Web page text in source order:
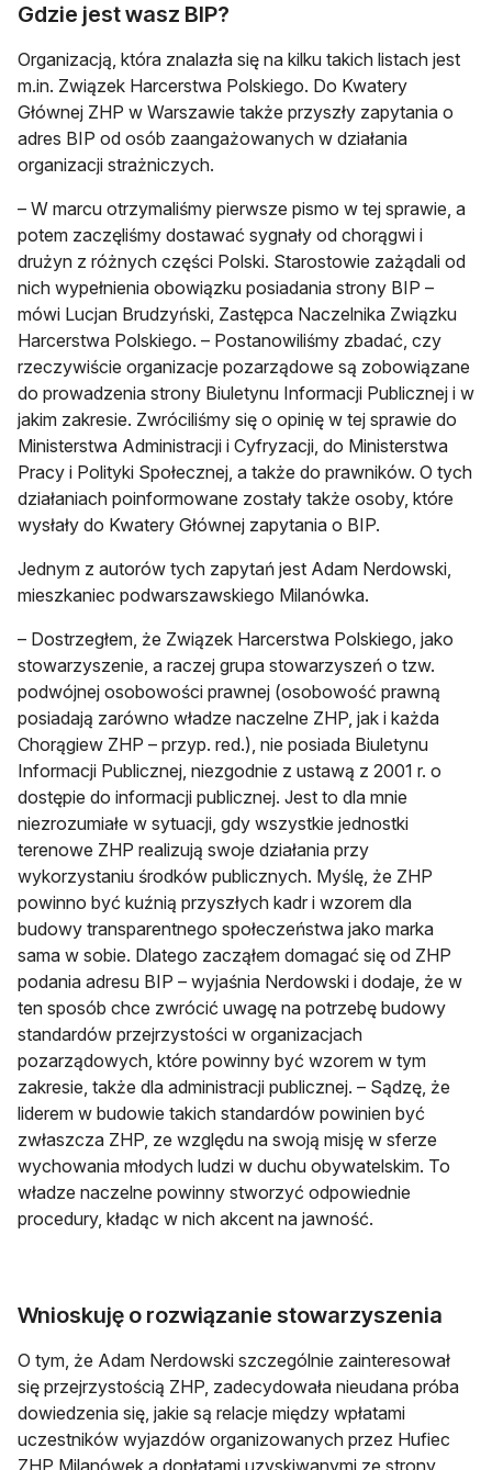
Gdzie jest wasz BIP?
Organizacją, która znalazła się na kilku takich listach jest
m.in. Związek Harcerstwa Polskiego. Do Kwatery
Głównej ZHP w Warszawie także przyszły zapytania o
adres BIP od osób zaangażowanych w działania
organizacji strażniczych.
– W marcu otrzymaliśmy pierwsze pismo w tej sprawie, a
potem zaczęliśmy dostawać sygnały od chorągwi i
drużyn z różnych części Polski. Starostowie zażądali od
nich wypełnienia obowiązku posiadania strony BIP –
mówi Lucjan Brudzyński, Zastępca Naczelnika Związku
Harcerstwa Polskiego. – Postanowiliśmy zbadać, czy
rzeczywiście organizacje pozarządowe są zobowiązane
do prowadzenia strony Biuletynu Informacji Publicznej i w
jakim zakresie. Zwróciliśmy się o opinię w tej sprawie do
Ministerstwa Administracji i Cyfryzacji, do Ministerstwa
Pracy i Polityki Społecznej, a także do prawników. O tych
działaniach poinformowane zostały także osoby, które
wysłały do Kwatery Głównej zapytania o BIP.
Jednym z autorów tych zapytań jest Adam Nerdowski,
mieszkaniec podwarszawskiego Milanówka.
– Dostrzegłem, że Związek Harcerstwa Polskiego, jako
stowarzyszenie, a raczej grupa stowarzyszeń o tzw.
podwójnej osobowości prawnej (osobowość prawną
posiadają zarówno władze naczelne ZHP, jak i każda
Chorągiew ZHP – przyp. red.), nie posiada Biuletynu
Informacji Publicznej, niezgodnie z ustawą z 2001 r. o
dostępie do informacji publicznej. Jest to dla mnie
niezrozumiałe w sytuacji, gdy wszystkie jednostki
terenowe ZHP realizują swoje działania przy
wykorzystaniu środków publicznych. Myślę, że ZHP
powinno być kuźnią przyszłych kadr i wzorem dla
budowy transparentnego społeczeństwa jako marka
sama w sobie. Dlatego zacząłem domagać się od ZHP
podania adresu BIP – wyjaśnia Nerdowski i dodaje, że w
ten sposób chce zwrócić uwagę na potrzebę budowy
standardów przejrzystości w organizacjach
pozarządowych, które powinny być wzorem w tym
zakresie, także dla administracji publicznej. – Sądzę, że
liderem w budowie takich standardów powinien być
zwłaszcza ZHP, ze względu na swoją misję w sferze
wychowania młodych ludzi w duchu obywatelskim. To
władze naczelne powinny stworzyć odpowiednie
procedury, kładąc w nich akcent na jawność.
Wnioskuję o rozwiązanie stowarzyszenia
O tym, że Adam Nerdowski szczególnie zainteresował
się przejrzystością ZHP, zadecydowała nieudana próba
dowiedzenia się, jakie są relacje między wpłatami
uczestników wyjazdów organizowanych przez Hufiec